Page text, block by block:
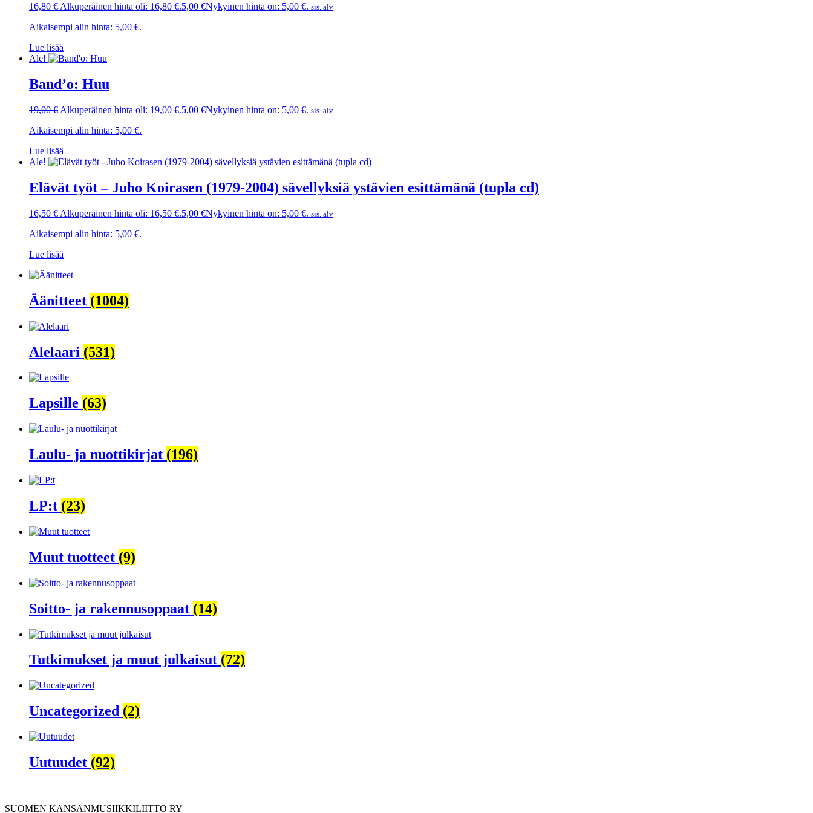
16,80€ Alkuperäinen hinta oli: 16,80 €.5,00 €Nykyinen hinta on: 5,00 €. sis. alv
Aikaisempi alin hinta: 5,00 €.
Lue lisää
Ale!
Band’o: Huu
19,00€ Alkuperäinen hinta oli: 19,00 €.5,00 €Nykyinen hinta on: 5,00 €. sis. alv
Aikaisempi alin hinta: 5,00 €.
Lue lisää
Ale!
Elävät työt – Juho Koirasen (1979-2004) sävellyksiä ystävien esittämänä (tupla cd)
16,50€ Alkuperäinen hinta oli: 16,50 €.5,00 €Nykyinen hinta on: 5,00 €. sis. alv
Aikaisempi alin hinta: 5,00 €.
Lue lisää
Äänitteet (1004)
Alelaari (531)
Lapsille (63)
Laulu- ja nuottikirjat (196)
LP:t (23)
Muut tuotteet (9)
Soitto- ja rakennusoppaat (14)
Tutkimukset ja muut julkaisut (72)
Uncategorized (2)
Uutuudet (92)
SUOMEN KANSANMUSIIKKILIITTO RY